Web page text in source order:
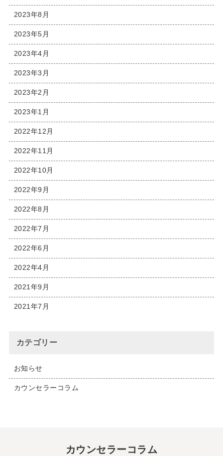
2023年8月
2023年5月
2023年4月
2023年3月
2023年2月
2023年1月
2022年12月
2022年11月
2022年10月
2022年9月
2022年8月
2022年7月
2022年6月
2022年4月
2021年9月
2021年7月
カテゴリー
お知らせ
カウンセラーコラム
カウンセラーコラム